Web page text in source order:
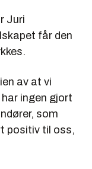
Juri
får den
av at vi
ingen gjort
som
positiv til oss,